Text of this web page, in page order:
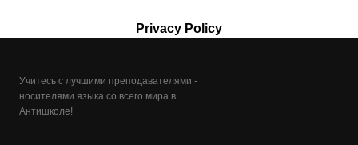
Privacy Policy
Учитесь с лучшими преподавателями -
носителями языка со всего мира в
Антишколе!